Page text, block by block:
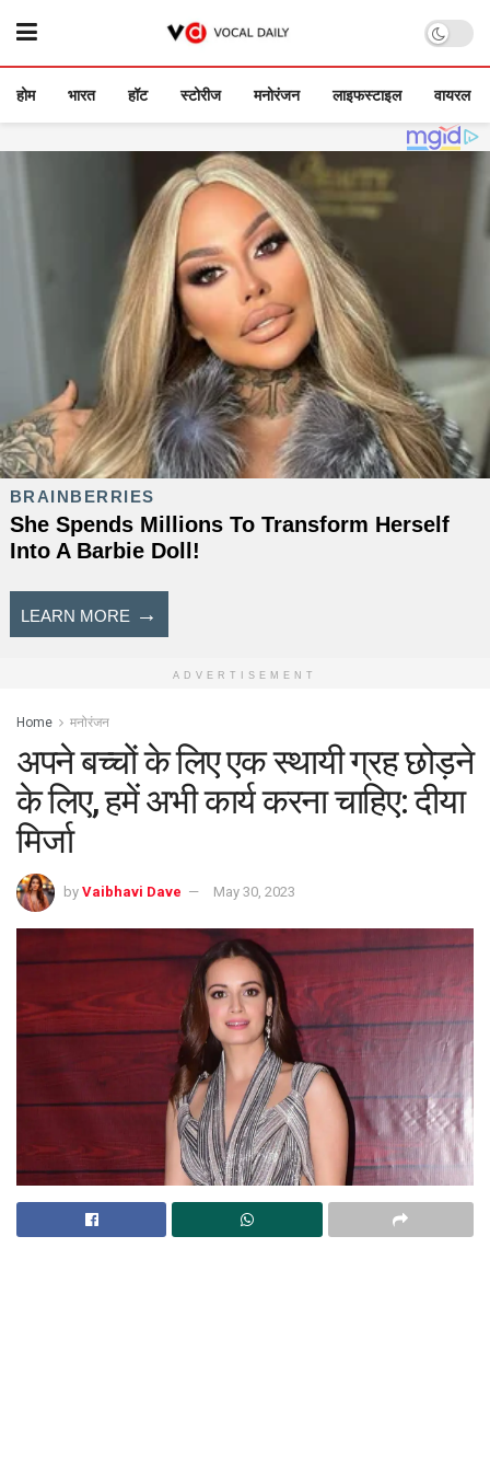
होम भारत हॉट स्टोरीज मनोरंजन लाइफस्टाइल वायरल
ADVERTISEMENT
Home मनोरंजन
अपने बच्चों के लिए एक स्थायी ग्रह छोड़ने
के लिए, हमें अभी कार्य करना चाहिए: दीया
मिर्जा
by Vaibhavi Dave May 30, 2023